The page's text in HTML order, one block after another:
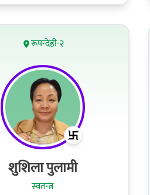
रूपन्देही-२
शुशिला पुलामी
स्वतन्त्र